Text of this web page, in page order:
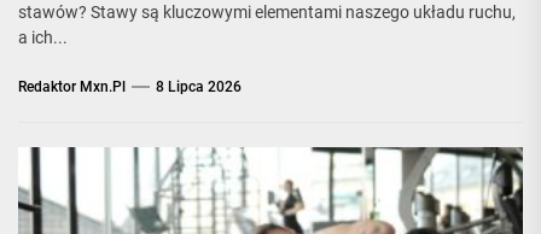
stawów? Stawy są kluczowymi elementami naszego układu ruchu,
a ich...
Redaktor Mxn.pl 8 Lipca 2026